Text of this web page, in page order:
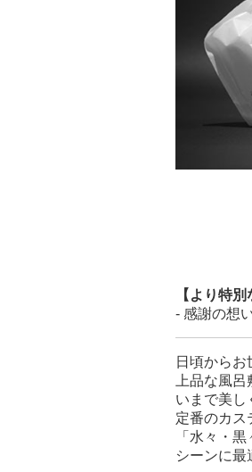
【より特別
- 感謝の想
日頃からお
上品な風
いまで美し
定番のカス
「水々・
シーンに最